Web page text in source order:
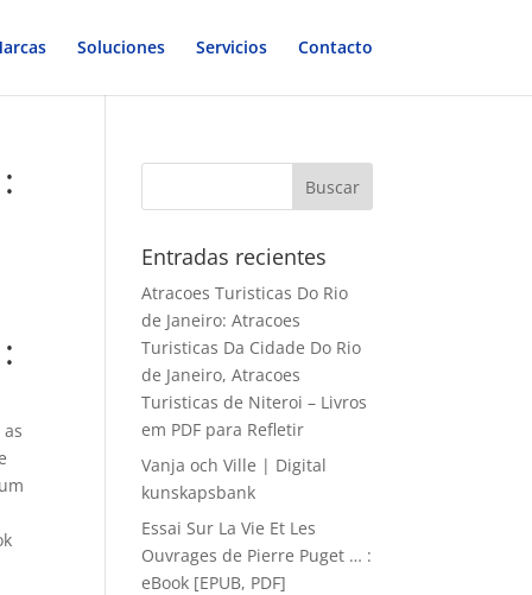
Soluciones Servicios Contacto
Entradas recientes
Atracoes Turisticas Do Rio
de Janeiro: Atracoes
Turisticas Da Cidade Do Rio
de Janeiro, Atracoes
Turisticas de Niteroi – Livros
em PDF para Refletir
Vanja och Ville | Digital
kunskapsbank
Essai Sur La Vie Et Les
Ouvrages de Pierre Puget … :
eBook [EPUB, PDF]